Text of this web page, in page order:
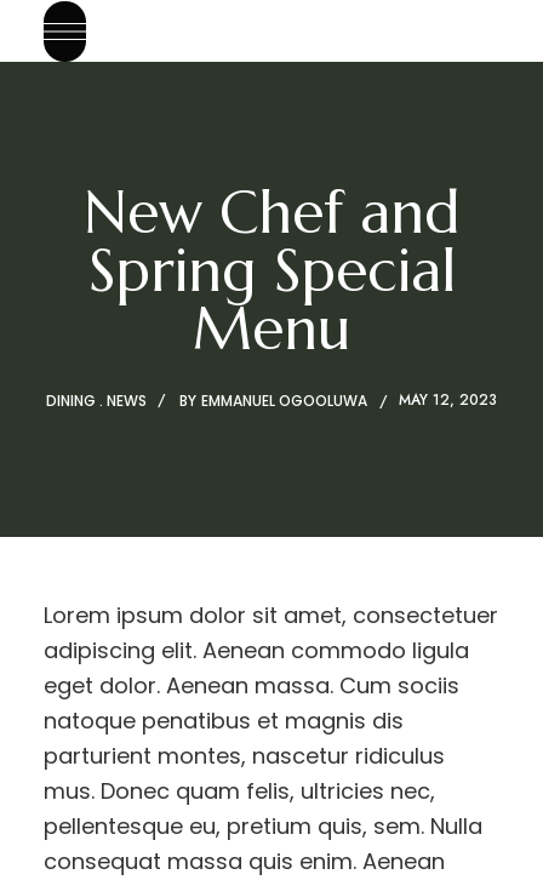
New Chef and
Spring Special
Menu
DINING NEWS BY EMMANUEL OGOOLUWA MAY 12, 2023
Lorem ipsum dolor sit amet, consectetuer
adipiscing elit. Aenean commodo ligula
eget dolor. Aenean massa. Cum sociis
natoque penatibus et magnis dis
parturient montes, nascetur ridiculus
mus. Donec quam felis, ultricies nec,
pellentesque eu, pretium quis, sem. Nulla
consequat massa quis enim. Aenean